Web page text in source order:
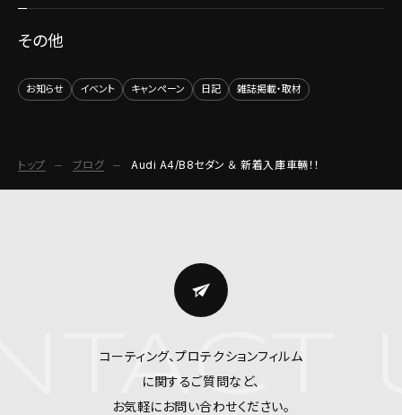
その他
お知らせ イベント キャンペーン 日記 雑誌掲載・取材
トップ ブログ Audi A4/B8セダン ＆ 新着入庫車輛！！
コーティング、プロテクションフィルム
に関するご質問など、
お気軽にお問い合わせください。